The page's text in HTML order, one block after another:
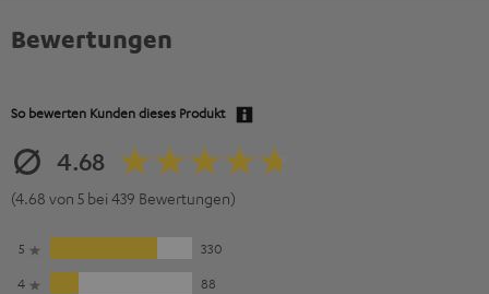
Bewertungen
So bewerten Kunden dieses Produkt
4.68
(4.68 von 5 bei 439 Bewertungen)
5
330
4
88